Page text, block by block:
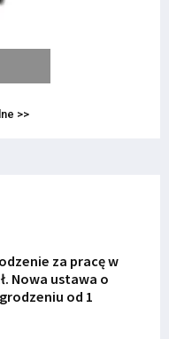
>>
za pracę w
Nowa ustawa o
od 1